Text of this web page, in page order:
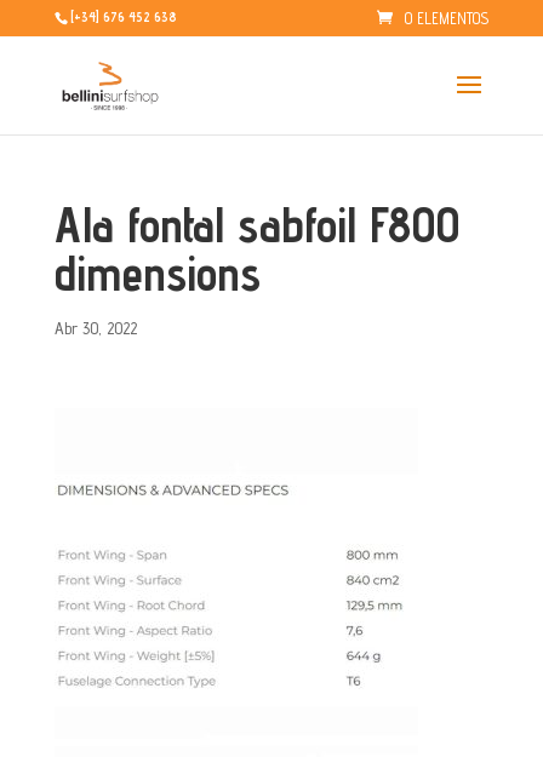
[+34] 676 452 638 0 ELEMENTOS
Ala fontal sabfoil F800
dimensions
Abr 30, 2022